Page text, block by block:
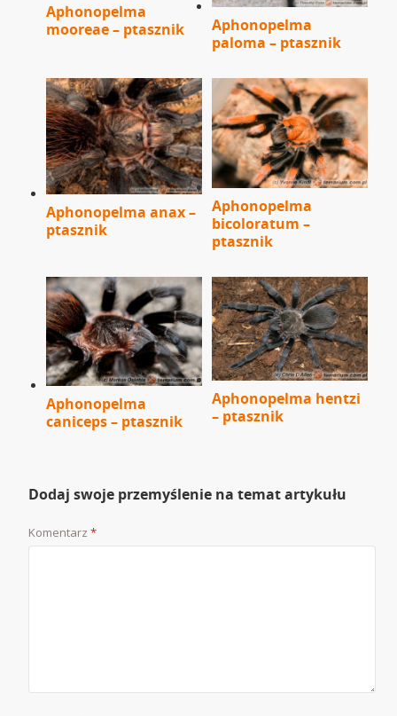
Aphonopelma
mooreae – ptasznik
Aphonopelma
paloma – ptasznik
Aphonopelma anax –
ptasznik
Aphonopelma
bicoloratum –
ptasznik
Aphonopelma
caniceps – ptasznik
Aphonopelma hentzi
– ptasznik
Dodaj swoje przemyślenie na temat artykułu
Komentarz*